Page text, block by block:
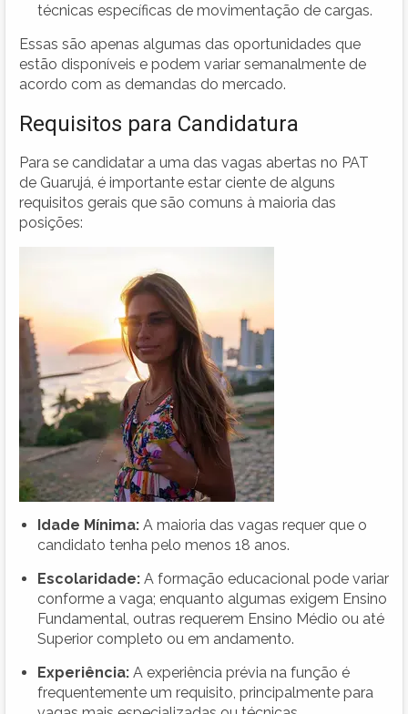
técnicas específicas de movimentação de cargas.
Essas são apenas algumas das oportunidades que
estão disponíveis e podem variar semanalmente de
acordo com as demandas do mercado.
Requisitos para Candidatura
Para se candidatar a uma das vagas abertas no PAT
de Guarujá, é importante estar ciente de alguns
requisitos gerais que são comuns à maioria das
posições:
Idade Mínima: A maioria das vagas requer que o
candidato tenha pelo menos 18 anos.
Escolaridade: A formação educacional pode variar
conforme a vaga; enquanto algumas exigem Ensino
Fundamental, outras requerem Ensino Médio ou até
Superior completo ou em andamento.
Experiência: A experiência prévia na função é
frequentemente um requisito, principalmente para